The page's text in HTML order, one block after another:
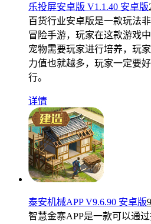
乐投屏安卓版 V1.1.40 安卓版
百货行业安卓版是一款玩法
冒险手游，玩家在这款游戏
宠物需要玩家进行培养，玩
力值也就越多，玩家一定要
行。
详情
泰安机械APP V9.6.90 安卓版
智慧金寨APP是一款可以通